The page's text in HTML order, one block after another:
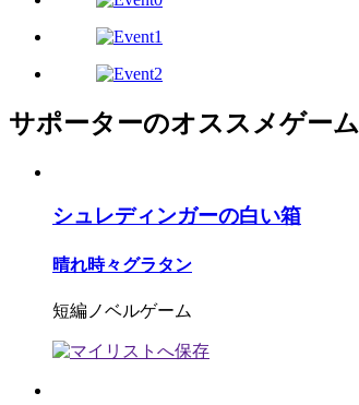
サポーターのオススメゲーム
シュレディンガーの白い箱
晴れ時々グラタン
短編ノベルゲーム